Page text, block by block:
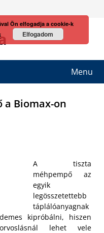
Menu
a Biomax-on
A tiszta
méhpempő az
egyik
legösszetettebb
táplálóanyagnak
kipróbálni, hiszen
lehet vele
Ön elfogadja a cookie-k
Elfogadom